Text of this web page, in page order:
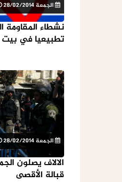
الجمعة 28/02/2014
نشطاء المقاومة
تطبيعيا في
الجمعة 28/02/2014
الالاف يصلون
قبالة الأقصى